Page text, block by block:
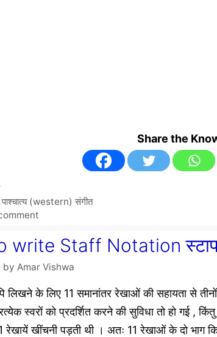
Share the
पाश्चात्य (western) संगीत
write Staff Notation स्टाफ
by Amar Vishwa
लिखने के लिए 11 समानांतर रेखाओं की सहायता से तीनों
स्वरों को प्रदर्शित करने की सुविधा तो हो गई , किंतु
रेखायें खींचनी पड़ती थी । अतः 11 रेखाओं के दो भाग